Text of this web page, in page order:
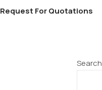
Request For Quotations
Search